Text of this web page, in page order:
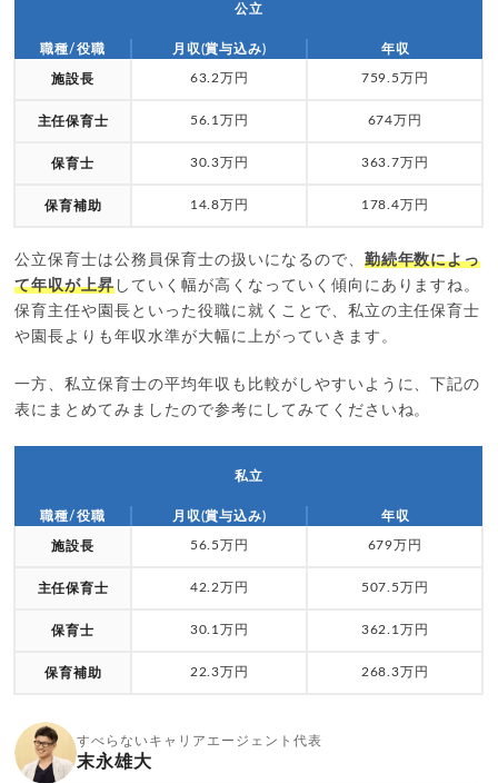
公立
職種/役職 月収(賞与込み) 年収
施設長 63.2万円 759.5万円
主任保育士 56.1万円 674万円
保育士 30.3万円 363.7万円
保育補助 14.8万円 178.4万円
公立保育士は公務員保育士の扱いになるので、 勤続年数によっ
て年収が上昇 していく幅が高くなっていく傾向にありますね。
保育主任や園長といった役職に就くことで、私立の主任保育士
や園長よりも年収水準が大幅に上がっていきます。
一方、私立保育士の平均年収も比較がしやすいように、下記の
表にまとめてみましたので参考にしてみてくださいね。
私立
職種/役職 月収(賞与込み) 年収
施設長 56.5万円 679万円
主任保育士 42.2万円 507.5万円
保育士 30.1万円 362.1万円
保育補助 22.3万円 268.3万円
すべらないキャリアエージェント代表
末永雄大